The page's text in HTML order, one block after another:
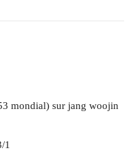
mondial) sur jang woojin
1